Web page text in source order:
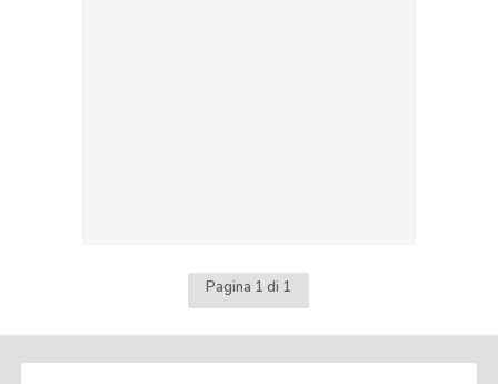
Pagina 1 di 1